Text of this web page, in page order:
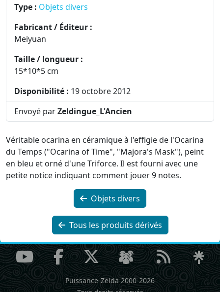
Type : Objets divers
Fabricant / Éditeur :
Meiyuan
Taille / longueur :
15*10*5 cm
Disponibilité : 19 octobre 2012
Envoyé parZeldingue_L'Ancien
Véritable ocarina en céramique à l'effigie de l'Ocarina
du Temps ("Ocarina of Time", "Majora's Mask"), peint
en bleu et orné d'une Triforce. Il est fourni avec une
petite notice indiquant comment jouer 9 notes.
Objets divers
Tous les produits dérivés
Puissance-Zelda 2000-2026